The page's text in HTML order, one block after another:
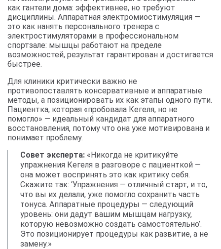
как гантели дома: эффективнее, но требуют
дисциплины. Аппаратная электромиостимуляция —
это как нанять персонального тренера с
электростимуляторами в профессиональном
спортзале: мышцы работают на пределе
возможностей, результат гарантирован и достигается
быстрее.
Для клиники критически важно не
противопоставлять консервативные и аппаратные
методы, а позиционировать их как этапы одного пути.
Пациентка, которая «пробовала Кегеля, но не
помогло» — идеальный кандидат для аппаратного
восстановления, потому что она уже мотивирована и
понимает проблему.
Совет эксперта: «Никогда не критикуйте
упражнения Кегеля в разговоре с пациенткой —
она может воспринять это как критику себя.
Скажите так: ‘Упражнения — отличный старт, и то,
что вы их делали, уже помогло сохранить часть
тонуса. Аппаратные процедуры — следующий
уровень: они дадут вашим мышцам нагрузку,
которую невозможно создать самостоятельно’.
Это позиционирует процедуры как развитие, а не
замену.»